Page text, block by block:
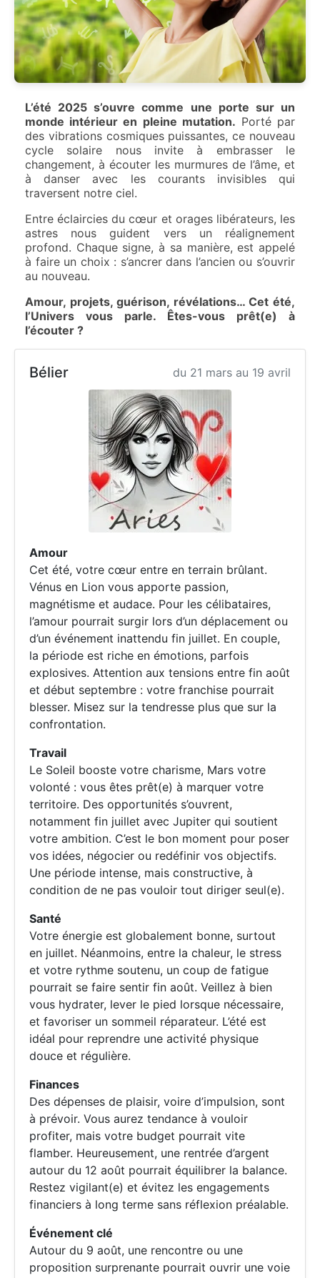
L’été 2025 s’ouvre comme une porte sur un
monde intérieur en pleine mutation. Porté par
des vibrations cosmiques puissantes, ce nouveau
cycle solaire nous invite à embrasser le
changement, à écouter les murmures de l’âme, et
à danser avec les courants invisibles qui
traversent notre ciel.
Entre éclaircies du cœur et orages libérateurs, les
astres nous guident vers un réalignement
profond. Chaque signe, à sa manière, est appelé
à faire un choix : s’ancrer dans l’ancien ou s’ouvrir
au nouveau.
Amour, projets, guérison, révélations… Cet été,
l’Univers vous parle. Êtes-vous prêt(e) à
l’écouter ?
Bélier du 21 mars au 19 avril
Amour
Cet été, votre cœur entre en terrain brûlant.
Vénus en Lion vous apporte passion,
magnétisme et audace. Pour les célibataires,
l’amour pourrait surgir lors d’un déplacement ou
d’un événement inattendu fin juillet. En couple,
la période est riche en émotions, parfois
explosives. Attention aux tensions entre fin août
et début septembre : votre franchise pourrait
blesser. Misez sur la tendresse plus que sur la
confrontation.
Travail
Le Soleil booste votre charisme, Mars votre
volonté : vous êtes prêt(e) à marquer votre
territoire. Des opportunités s’ouvrent,
notamment fin juillet avec Jupiter qui soutient
votre ambition. C’est le bon moment pour poser
vos idées, négocier ou redéfinir vos objectifs.
Une période intense, mais constructive, à
condition de ne pas vouloir tout diriger seul(e).
Santé
Votre énergie est globalement bonne, surtout
en juillet. Néanmoins, entre la chaleur, le stress
et votre rythme soutenu, un coup de fatigue
pourrait se faire sentir fin août. Veillez à bien
vous hydrater, lever le pied lorsque nécessaire,
et favoriser un sommeil réparateur. L’été est
idéal pour reprendre une activité physique
douce et régulière.
Finances
Des dépenses de plaisir, voire d’impulsion, sont
à prévoir. Vous aurez tendance à vouloir
profiter, mais votre budget pourrait vite
flamber. Heureusement, une rentrée d’argent
autour du 12 août pourrait équilibrer la balance.
Restez vigilant(e) et évitez les engagements
financiers à long terme sans réflexion préalable.
Événement clé
Autour du 9 août, une rencontre ou une
proposition surprenante pourrait ouvrir une voie